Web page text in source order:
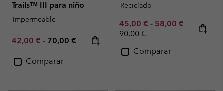
Trails™ III para niño
Impermeable
Minimum sale price:
42,00 € - Maximum price:
70,00 €
Comparar
Reciclado
Minimum sale price:
45,00 € - Maximum sale
58,00 € Regular
90,00 €
Comparar